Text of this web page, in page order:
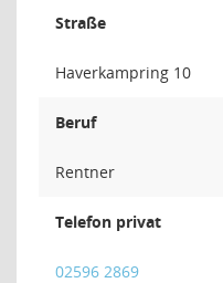
Straße
Haverkampring 10
Beruf
Rentner
Telefon privat
02596 2869